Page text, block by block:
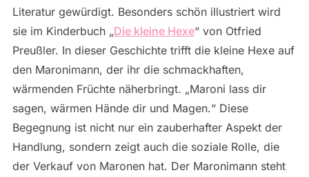
Literatur gewürdigt. Besonders schön illustriert wird
sie im Kinderbuch „Die kleine Hexe“ von Otfried
Preußler. In dieser Geschichte trifft die kleine Hexe auf
den Maronimann, der ihr die schmackhaften,
wärmenden Früchte näherbringt. „Maroni lass dir
sagen, wärmen Hände dir und Magen.“ Diese
Begegnung ist nicht nur ein zauberhafter Aspekt der
Handlung, sondern zeigt auch die soziale Rolle, die
der Verkauf von Maronen hat. Der Maronimann steht